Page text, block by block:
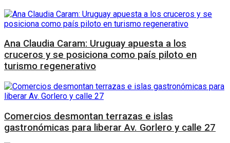
Ana Claudia Caram: Uruguay apuesta a los
cruceros y se posiciona como país piloto en
turismo regenerativo
Comercios desmontan terrazas e islas
gastronómicas para liberar Av. Gorlero y calle 27